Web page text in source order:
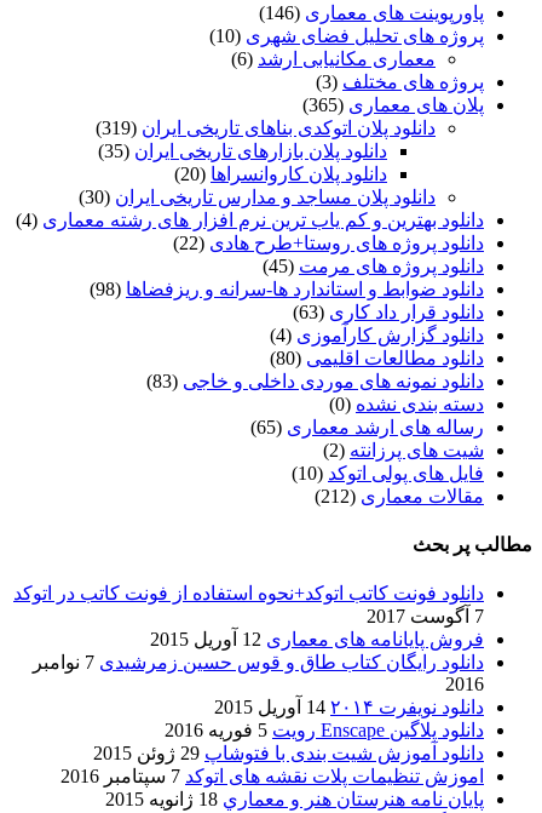
پاورپوینت های معماری (146)
پروژه های تحلیل فضای شهری (10)
معماری مکانیابی ارشد (6)
پروژه های مختلف (3)
پلان های معماری (365)
دانلود پلان اتوکدی بناهای تاریخی ایران (319)
دانلود پلان بازارهای تاریخی ایران (35)
دانلود پلان کاروانسراها (20)
دانلود پلان مساجد و مدارس تاریخی ایران (30)
دانلود بهترین و کم یاب ترین نرم افزار های رشته معماری (4)
دانلود پروژه های روستا+طرح هادی (22)
دانلود پروژه های مرمت (45)
دانلود ضوابط و استاندارد ها-سرانه و ریزفضاها (98)
دانلود قرار داد کاری (63)
دانلود گزارش کارآموزی (4)
دانلود مطالعات اقلیمی (80)
دانلود نمونه های موردی داخلی و خاجی (83)
دسته بندی نشده (0)
رساله های ارشد معماری (65)
شیت های پرزانته (2)
فایل های پولی اتوکد (10)
مقالات معماری (212)
مطالب پر بحث
دانلود فونت کاتب اتوکد+نحوه استفاده از فونت کاتب در اتوکد
7 آگوست 2017
فروش پایانامه های معماری 12 آوریل 2015
دانلود رایگان کتاب طاق و قوس حسین زمرشیدی
7 نوامبر
2016
دانلود نویفرت ۲۰۱۴
14 آوریل 2015
دانلود پلاگین Enscape رویت
5 فوریه 2016
دانلود آموزش شیت بندی با فتوشاپ 29 ژوئن 2015
اموزش تنظیمات پلات نقشه های اتوکد 7 سپتامبر 2016
پایان نامه هنرستان هنر و معماري 18 ژانویه 2015